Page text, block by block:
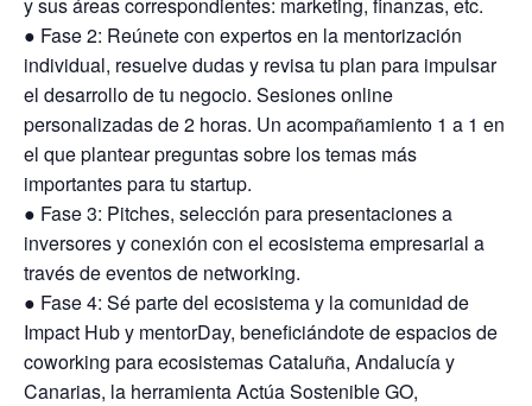
● Fase 2: Reúnete con expertos en la mentorización
individual, resuelve dudas y revisa tu plan para impulsar
el desarrollo de tu negocio. Sesiones online
personalizadas de 2 horas. Un acompañamiento 1 a 1 en
el que plantear preguntas sobre los temas más
importantes para tu startup.
● Fase 3: Pitches, selección para presentaciones a
inversores y conexión con el ecosistema empresarial a
través de eventos de networking.
● Fase 4: Sé parte del ecosistema y la comunidad de
Impact Hub y mentorDay, beneficiándote de espacios de
coworking para ecosistemas Cataluña, Andalucía y
Canarias, la herramienta Actúa Sostenible GO,